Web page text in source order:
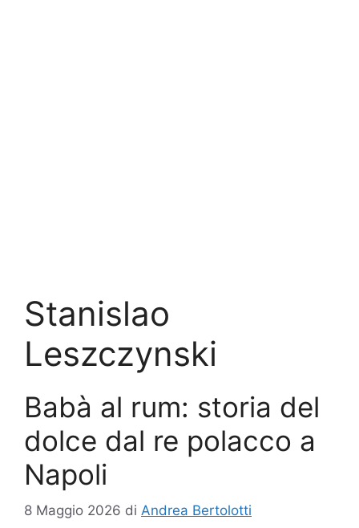
Stanislao
Leszczynski
Babà al rum: storia del
dolce dal re polacco a
Napoli
8 Maggio 2026 di Andrea Bertolotti